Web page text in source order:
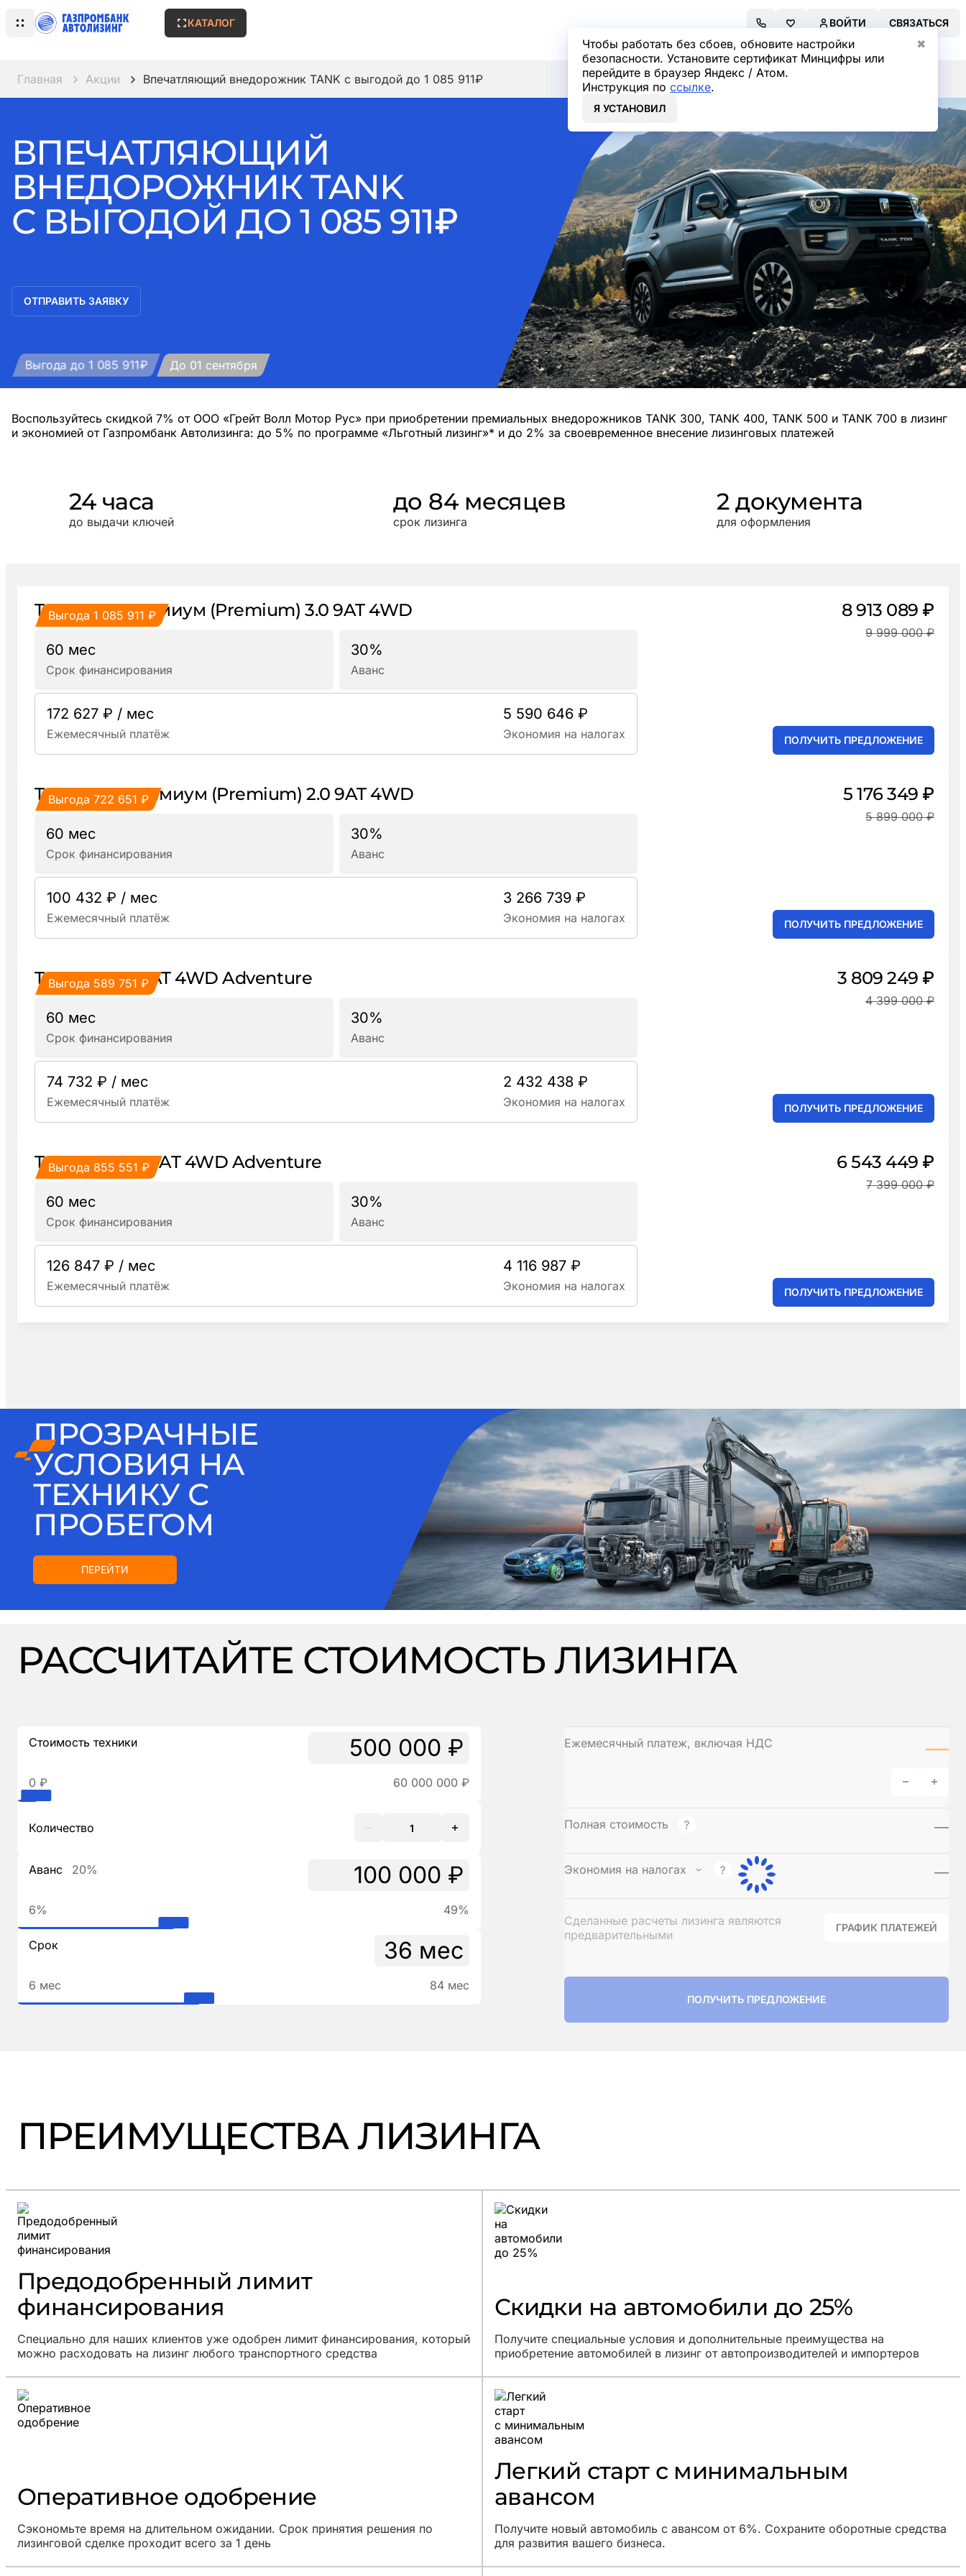
Чтобы работать без сбоев, обновите настройки
безопасности. Установите сертификат Минцифры или
перейдите в браузер Яндекс / Атом.
Инструкция по ссылке.
Я УСТАНОВИЛ
✖
КАТАЛОГ ВОЙТИ СВЯЗАТЬСЯ
Главная Акции Впечатляющий внедорожник TANK с выгодой до 1 085 911₽
ВПЕЧАТЛЯЮЩИЙ
ВНЕДОРОЖНИК TANK
С ВЫГОДОЙ ДО 1 085 911₽
ОТПРАВИТЬ ЗАЯВКУ
Выгода до 1 085 911₽ До 01 сентября
Воспользуйтесь скидкой 7% от ООО «Грейт Волл Мотор Рус» при приобретении премиальных внедорожников TANK 300, TANK 400, TANK 500 и TANK 700 в лизинг
и экономией от Газпромбанк Автолизинга: до 5% по программе «Льготный лизинг»* и до 2% за своевременное внесение лизинговых платежей
24 часа
до выдачи ключей
до 84 месяцев
срок лизинга
2 документа
для оформления
Выгода 1 085 911 ₽
TANK 700 Премиум (Premium) 3.0 9AT 4WD
60 мес
Срок финансирования
30%
Аванс
172 627 ₽ / мес
Ежемесячный платёж
5 590 646 ₽
Экономия на налогах
8 913 089 ₽
9 999 000 ₽
ПОЛУЧИТЬ ПРЕДЛОЖЕНИЕ
Выгода 722 651 ₽
TANK 400 Премиум (Premium) 2.0 9AT 4WD
60 мес
Срок финансирования
30%
Аванс
100 432 ₽ / мес
Ежемесячный платёж
3 266 739 ₽
Экономия на налогах
5 176 349 ₽
5 899 000 ₽
ПОЛУЧИТЬ ПРЕДЛОЖЕНИЕ
Выгода 589 751 ₽
TANK 300 2.0 AT 4WD Adventure
60 мес
Срок финансирования
30%
Аванс
74 732 ₽ / мес
Ежемесячный платёж
2 432 438 ₽
Экономия на налогах
3 809 249 ₽
4 399 000 ₽
ПОЛУЧИТЬ ПРЕДЛОЖЕНИЕ
Выгода 855 551 ₽
TANK 500 3.0T AT 4WD Adventure
60 мес
Срок финансирования
30%
Аванс
126 847 ₽ / мес
Ежемесячный платёж
4 116 987 ₽
Экономия на налогах
6 543 449 ₽
7 399 000 ₽
ПОЛУЧИТЬ ПРЕДЛОЖЕНИЕ
ПРОЗРАЧНЫЕ
УСЛОВИЯ НА
ТЕХНИКУ С
ПРОБЕГОМ
ПЕРЕЙТИ
РАССЧИТАЙТЕ СТОИМОСТЬ ЛИЗИНГА
Стоимость техники
0 ₽ 60 000 000 ₽
Количество
Аванс 20%
6% 49%
Срок
6 мес 84 мес
Ежемесячный платеж, включая НДС —
Полная стоимость —
Экономия на налогах —
Сделанные расчеты лизинга являются
предварительными
ГРАФИК ПЛАТЕЖЕЙ
ПОЛУЧИТЬ ПРЕДЛОЖЕНИЕ
ПРЕИМУЩЕСТВА ЛИЗИНГА
Предодобренный лимит
финансирования
Специально для наших клиентов уже одобрен лимит финансирования, который
можно расходовать на лизинг любого транспортного средства
Скидки на автомобили до 25%
Получите специальные условия и дополнительные преимущества на
приобретение автомобилей в лизинг от автопроизводителей и импортеров
Оперативное одобрение
Сэкономьте время на длительном ожидании. Срок принятия решения по
лизинговой сделке проходит всего за 1 день
Легкий старт с минимальным
авансом
Получите новый автомобиль с авансом от 6%. Сохраните оборотные средства
для развития вашего бизнеса.